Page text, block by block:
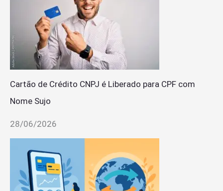
Cartão de Crédito CNPJ é Liberado para CPF com
Nome Sujo
28/06/2026